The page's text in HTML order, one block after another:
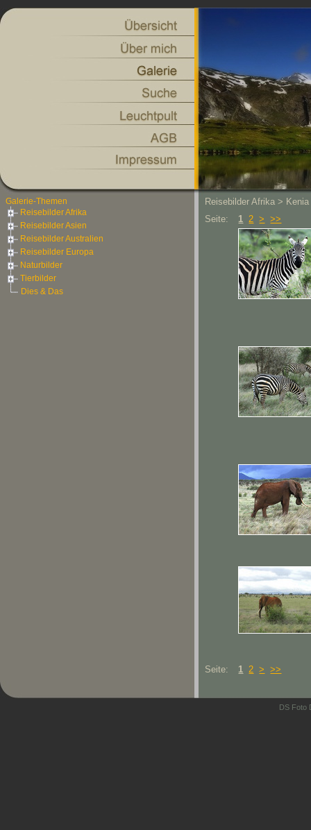
Galerie-Themen
Reisebilder Afrika
Reisebilder Asien
Reisebilder Australien
Reisebilder Europa
Naturbilder
Tierbilder
Dies & Das
Reisebilder Afrika >
Seite:
1 2 > >>
Seite: 1 2 > >>
DS Foto